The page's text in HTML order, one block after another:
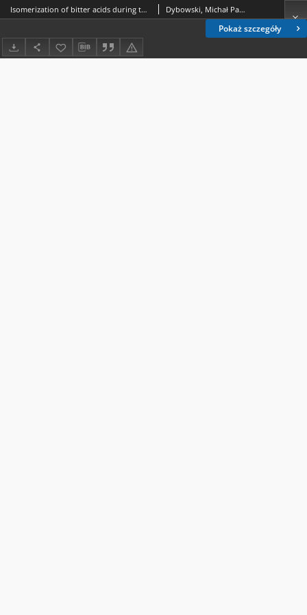
Pokaż szczegóły
Isomerization of bitter acids during the brewing process Dybowski, Michał Paweł (1985- ); Typek, Rafał (1985- ); Bernacik, Katarzyna; Dawidowicz, Andrzej L. (1950- )